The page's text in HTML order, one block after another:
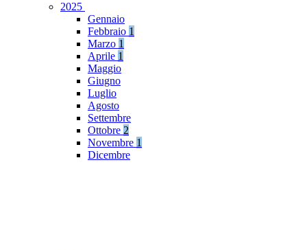
2025
Gennaio
Febbraio 1
Marzo 1
Aprile 1
Maggio
Giugno
Luglio
Agosto
Settembre
Ottobre 2
Novembre 1
Dicembre